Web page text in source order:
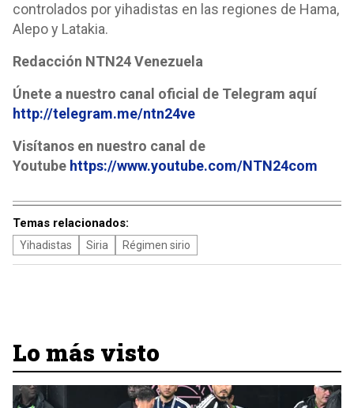
controlados por yihadistas en las regiones de Hama,
Alepo y Latakia.
Redacción NTN24 Venezuela
Únete a nuestro canal oficial de Telegram aquí
http://telegram.me/ntn24ve
Visítanos en nuestro canal de
Youtube https://www.youtube.com/NTN24com
Temas relacionados:
Yihadistas Siria Régimen sirio
Lo más visto